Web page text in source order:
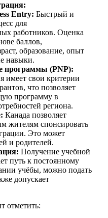
Entry: Быстрый и
для
работников. Оценка
баллов,
образование, опыт
навыки.
программы (PNP):
имеет свои критерии
что позволяет
программу в
региона.
Канада позволяет
жителям спонсировать
Это может
и родителей.
Получение учебной
путь к постоянному
учёбы, можно подать
допускает
отметить: